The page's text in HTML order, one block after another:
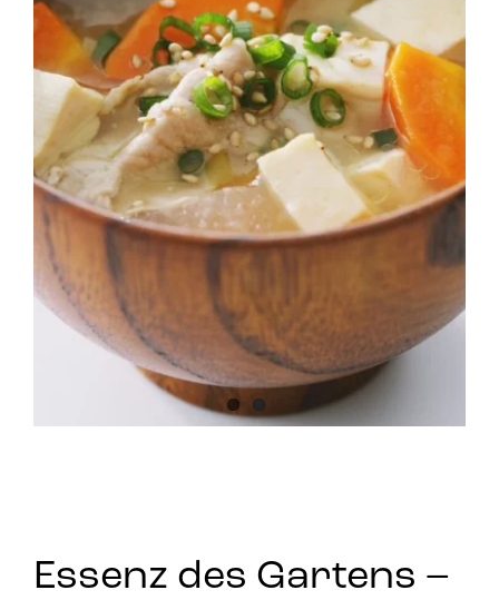
Essenz des Gartens –